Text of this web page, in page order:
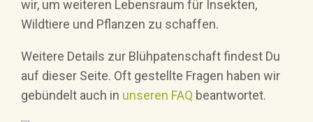
wir, um weiteren Lebensraum für Insekten,
Wildtiere und Pflanzen zu schaffen.
Weitere Details zur Blühpatenschaft findest Du
auf dieser Seite. Oft gestellte Fragen haben wir
gebündelt auch in unseren FAQ beantwortet.